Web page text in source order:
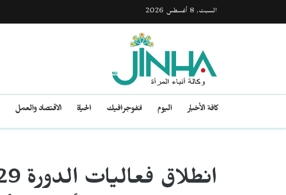
السبت, 8 أغسطس 2026
كافة الأخبار اليوم انفوجرافيك الحياة الاقتصاد والعمل